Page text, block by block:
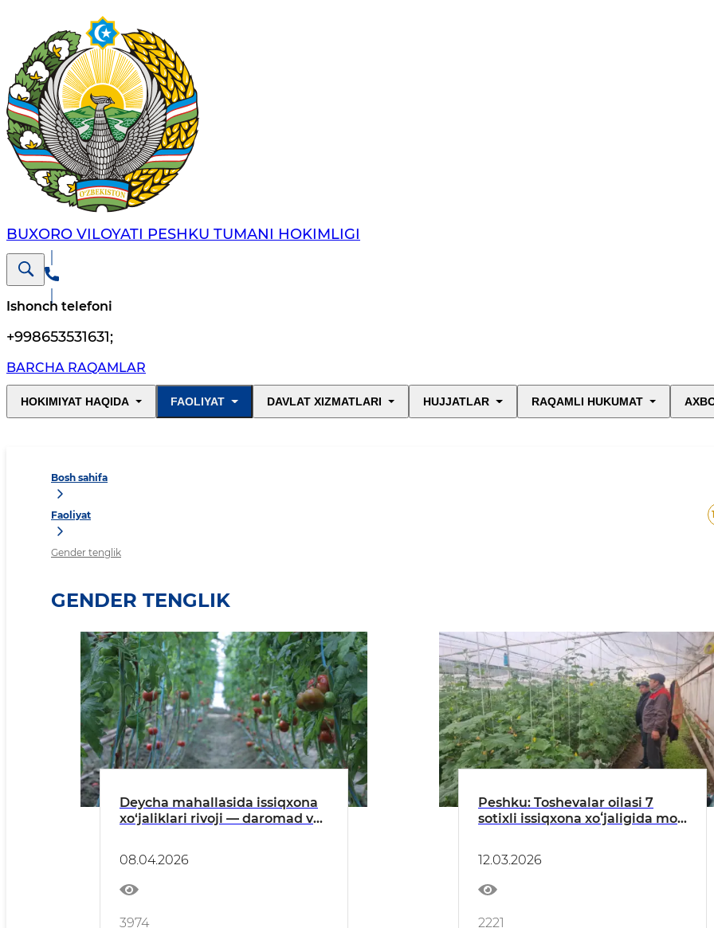
BUXORO VILOYATI PESHKU TUMANI HOKIMLIGI
Ishonch telefoni
+998653531631;
BARCHA RAQAMLAR
HOKIMIYAT HAQIDA FAOLIYAT DAVLAT XIZMATLARI HUJJATLAR RAQAMLI HUKUMAT
Bosh sahifa
Faoliyat
Gender tenglik
GENDER TENGLIK
Deycha mahallasida issiqxona
xo‘jaliklari rivoji — daromad va
08.04.2026
3974
Peshku: Toshevalar oilasi 7
sotixli issiqxona xoʻjaligida moʻl
12.03.2026
2221